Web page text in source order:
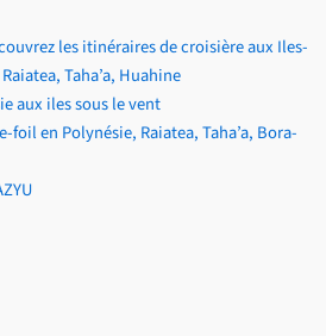
les itinéraires de croisière aux Iles-
Taha’a, Huahine
aux iles sous le vent
foil en Polynésie, Raiatea, Taha’a, Bora-